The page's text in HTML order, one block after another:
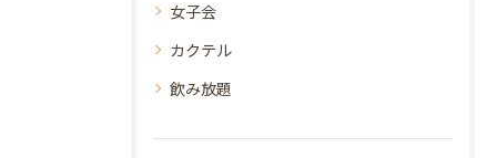
女子会
カクテル
飲み放題